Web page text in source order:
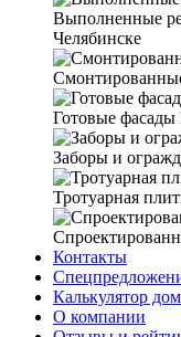
Выполненные
Челябинске
Готовые фасады
Заборы и
Тротуарная
Контакты
Калькулятор
О компании